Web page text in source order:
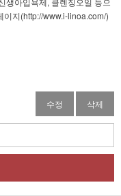
이지(http://www.i-linoa.com/)
수정 삭제